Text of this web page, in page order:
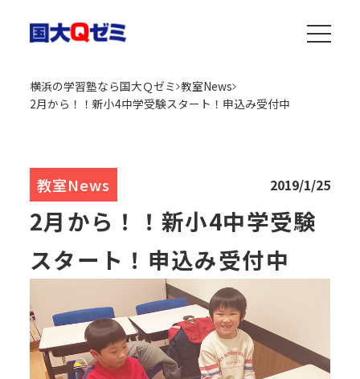
横浜の学習塾なら国大Ｑゼミ 教室News
2月から！！新小4中学受験スタート！申込み受付中
教室News 2019/1/25
2月から！！新小4中学受験
スタート！申込み受付中